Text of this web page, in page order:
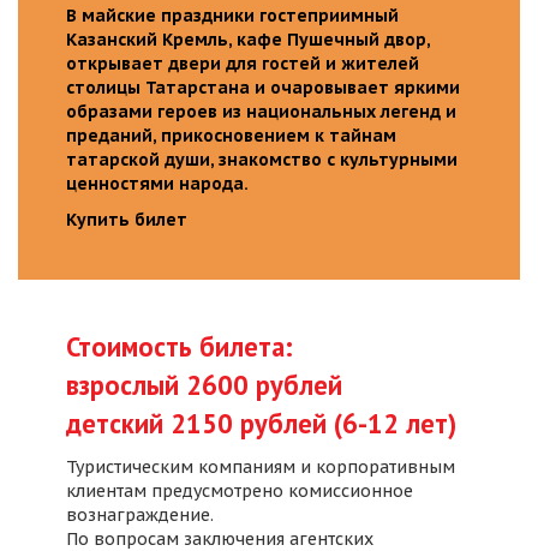
В майские праздники гостеприимный
Казанский Кремль, кафе Пушечный двор,
открывает двери для гостей и жителей
столицы Татарстана и очаровывает яркими
образами героев из национальных легенд и
преданий, прикосновением к тайнам
татарской души, знакомство с культурными
ценностями народа.
Купить билет
Стоимость билета:
взрослый 2600 рублей
детский 2150 рублей (6-12 лет)
Туристическим компаниям и корпоративным
клиентам предусмотрено комиссионное
вознаграждение.
По вопросам заключения агентских